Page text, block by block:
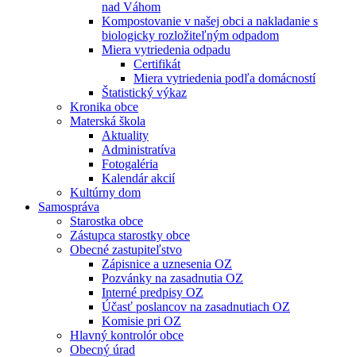
nad Váhom
Kompostovanie v našej obci a nakladanie s
biologicky rozložiteľným odpadom
Miera vytriedenia odpadu
Certifikát
Miera vytriedenia podľa domácností
Štatistický výkaz
Kronika obce
Materská škola
Aktuality
Administratíva
Fotogaléria
Kalendár akcií
Kultúrny dom
Samospráva
Starostka obce
Zástupca starostky obce
Obecné zastupiteľstvo
Zápisnice a uznesenia OZ
Pozvánky na zasadnutia OZ
Interné predpisy OZ
Účasť poslancov na zasadnutiach OZ
Komisie pri OZ
Hlavný kontrolór obce
Obecný úrad